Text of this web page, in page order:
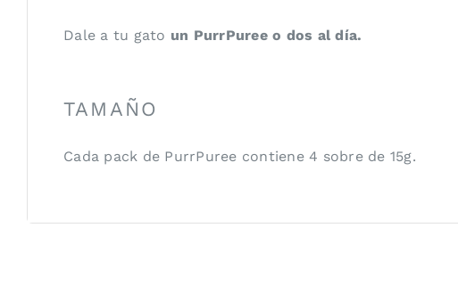
Dale a tu gato un PurrPuree o dos al día.
TAMAÑO
Cada pack de PurrPuree contiene 4 sobre de 15g.